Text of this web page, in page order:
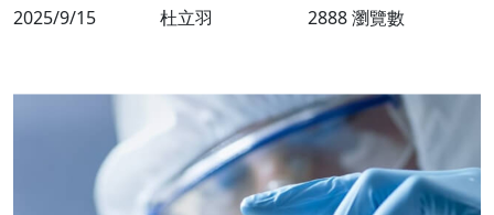
2025/9/15 杜立羽 2888 瀏覽數